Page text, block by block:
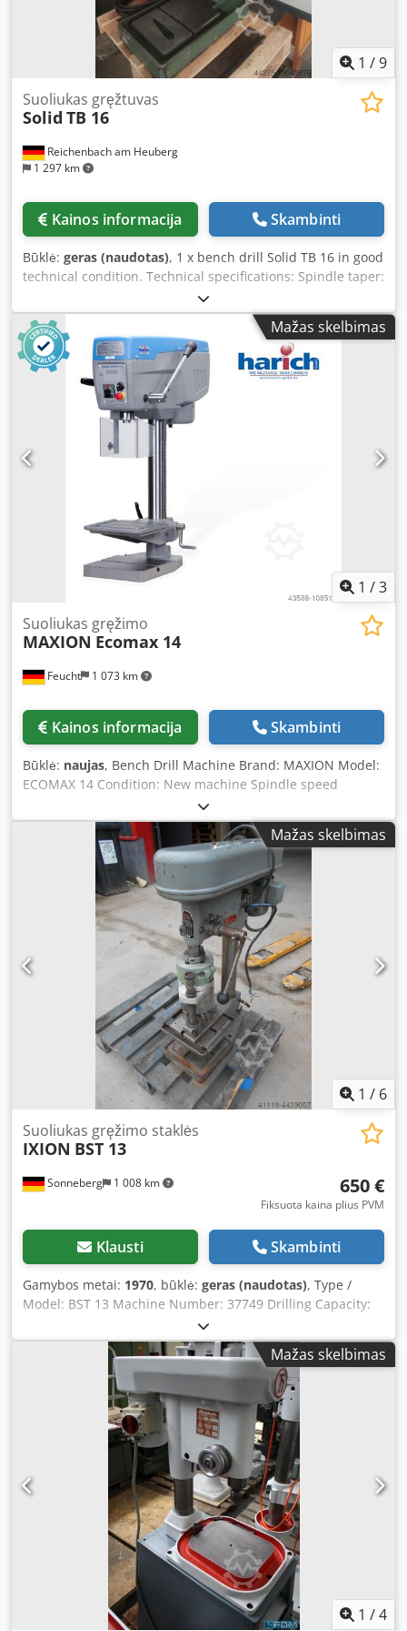
1 /9
Reichenbach am Heuberg
1 297 km
Suoliukas gręžtuvas
Solid TB 16
Kainos informacija Skambinti
Būklė: geras (naudotas), 1 x bench drill Solid TB 16 in good
technical condition. Technical specifications: Spindle taper:
MT2 Speeds: 200 - 3200 rpm Table clamping surface: 260 x
330 mm Accessories: Dwjdpfxowyw Apj Aamea Keyless drill
chuck 1 - 13 mm Drift key The machine can be inspected
under power.
Mažas skelbimas
1 /3
Feucht 1 073 km
Suoliukas gręžimo
MAXION Ecomax 14
Kainos informacija Skambinti
Būklė: naujas, Bench Drill Machine Brand: MAXION Model:
ECOMAX 14 Condition: New machine Spindle speed
(stepless): 420 - 2,100 rpm Djdpfx Aaebbd Dcsmowa
Standard drilling capacity: 15 mm Standard equipment
includes: - Full motor protection - Stepless speed control -
Digital speed display - Table adjustment via rack-and-
pinion - Drill guard for quill diameter 60 mm - Emergency
stop push button - Operating manual
Mažas skelbimas
1 / 6
Sonneberg 1 008 km
Suoliukas gręžimo staklės
IXION BST 13
650 €
Fiksuota kaina plius PVM
Klausti Skambinti
Gamybos metai: 1970, būklė: geras (naudotas), Type /
Model: BST 13 Machine Number: 37749 Drilling Capacity:
13 mm Spindle Mount: MT 2 Speed Range: 475 to 2,400
rpm Throat Depth: 190 mm Table Dimensions: 230 x 220
mm Clamping Surface: 165 x 170 mm Height Adjustment:
300 mm Quill Stroke: 100 mm Total Power Requirement:
0.45 kW Accessories/Equipment: Multi-spindle drilling
head (4-spindle), probably by Sigloch & Schrieder
Condition: Good Dwjdpefir T Uefx Aamja Footprint: 220 x
400 mm Weight: 80 kg Dimensions: 220 x 400 x 820 mm
Mažas skelbimas
1 /4